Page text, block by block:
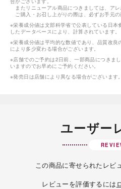
またリニューアル商品につきましては、アレ
ご購入・お召し上がりの際は、必ずお手元の
※栄養成分値は文部科学省で公表している日
したデータベースにより、計算されています。
※栄養成分値は平均的な数値であり、品質改
により多少変わる場合がございます。
※店舗でのご予約は2日前、一部商品につきま
いますのでお早めにご予約ください。
※発売日は店舗により異なる場合がございます。
ユーザー
この商品に寄せられたレビ
レビューを評価するには